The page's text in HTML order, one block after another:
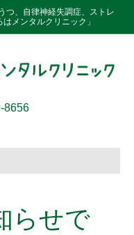
つ、自律神経失調症、ストレ
メンタルクリニック」
8656
らせで